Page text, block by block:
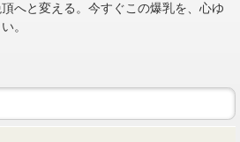
へと変える。今すぐこの爆乳を、心ゆ
。